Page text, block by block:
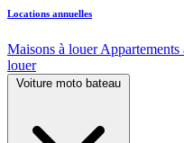
Locations annuelles
Maisons à louerAppartements
louer
Voiture moto bateau